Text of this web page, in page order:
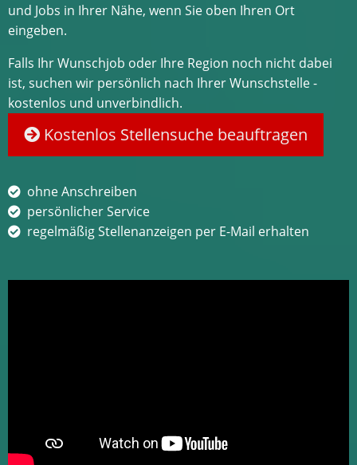
und Jobs in Ihrer Nähe, wenn Sie oben Ihren Ort
eingeben.
Falls Ihr Wunschjob oder Ihre Region noch nicht dabei
ist, suchen wir persönlich nach Ihrer Wunschstelle -
kostenlos und unverbindlich.
Kostenlos Stellensuche beauftragen
ohne Anschreiben
persönlicher Service
regelmäßig Stellenanzeigen per E-Mail erhalten